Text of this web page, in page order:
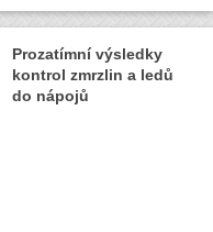
Prozatímní výsledky
kontrol zmrzlin a ledů
do nápojů